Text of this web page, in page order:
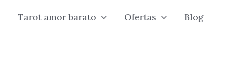
Tarot amor barato Ofertas Blog